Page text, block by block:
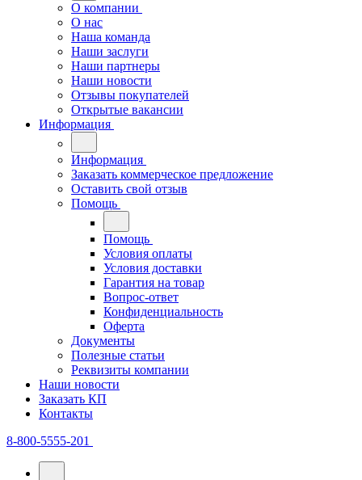
О компании
О нас
Наша команда
Наши заслуги
Наши партнеры
Наши новости
Отзывы покупателей
Открытые вакансии
Информация
Информация
Заказать коммерческое предложение
Оставить свой отзыв
Помощь
Помощь
Условия оплаты
Условия доставки
Гарантия на товар
Вопрос-ответ
Конфиденциальность
Оферта
Документы
Полезные статьи
Реквизиты компании
Наши новости
Заказать КП
Контакты
8-800-5555-201